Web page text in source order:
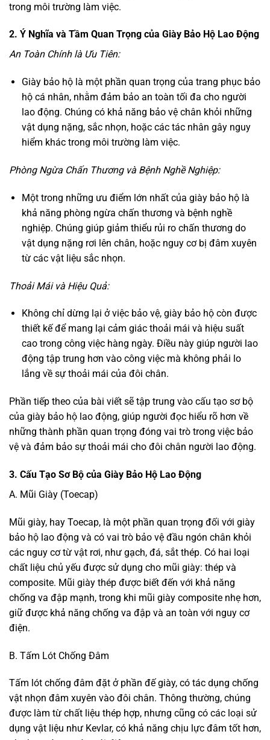
trong môi trường làm việc.
2. Ý Nghĩa và Tầm Quan Trọng của Giày Bảo Hộ Lao Động
An Toàn Chính là Ưu Tiên:
Giày bảo hộ là một phần quan trọng của trang phục bảo
hộ cá nhân, nhằm đảm bảo an toàn tối đa cho người
lao động. Chúng có khả năng bảo vệ chân khỏi những
vật dụng nặng, sắc nhọn, hoặc các tác nhân gây nguy
hiểm khác trong môi trường làm việc.
Phòng Ngừa Chấn Thương và Bệnh Nghề Nghiệp:
Một trong những ưu điểm lớn nhất của giày bảo hộ là
khả năng phòng ngừa chấn thương và bệnh nghề
nghiệp. Chúng giúp giảm thiểu rủi ro chấn thương do
vật dụng nặng rơi lên chân, hoặc nguy cơ bị đâm xuyên
từ các vật liệu sắc nhọn.
Thoải Mái và Hiệu Quả:
Không chỉ dừng lại ở việc bảo vệ, giày bảo hộ còn được
thiết kế để mang lại cảm giác thoải mái và hiệu suất
cao trong công việc hàng ngày. Điều này giúp người lao
động tập trung hơn vào công việc mà không phải lo
lắng về sự thoải mái của đôi chân.
Phần tiếp theo của bài viết sẽ tập trung vào cấu tạo sơ bộ
của giày bảo hộ lao động, giúp người đọc hiểu rõ hơn về
những thành phần quan trọng đóng vai trò trong việc bảo
vệ và đảm bảo sự thoải mái cho đôi chân người lao động.
3. Cấu Tạo Sơ Bộ của Giày Bảo Hộ Lao Động
A. Mũi Giày (Toecap)
Mũi giày, hay Toecap, là một phần quan trọng đối với giày
bảo hộ lao động và có vai trò bảo vệ đầu ngón chân khỏi
các nguy cơ từ vật rơi, như gạch, đá, sắt thép. Có hai loại
chất liệu chủ yếu được sử dụng cho mũi giày: thép và
composite. Mũi giày thép được biết đến với khả năng
chống va đập mạnh, trong khi mũi giày composite nhẹ hơn,
giữ được khả năng chống va đập và an toàn với nguy cơ
điện.
B. Tấm Lót Chống Đâm
Tấm lót chống đâm đặt ở phần đế giày, có tác dụng chống
vật nhọn đâm xuyên vào đôi chân. Thông thường, chúng
được làm từ chất liệu thép hợp, nhưng cũng có các loại sử
dụng vật liệu như Kevlar, có khả năng chịu lực đâm tốt hơn,